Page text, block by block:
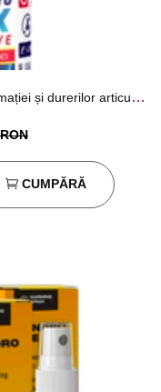
Artroflex Active – capsule împotriva inflamației și durerilor articulare
CUMPĂRĂ